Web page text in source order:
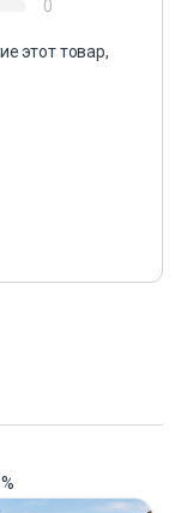
0
этот товар,